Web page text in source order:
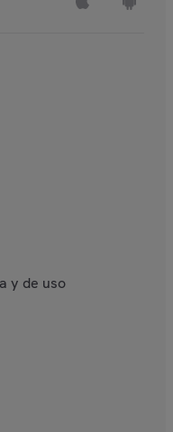
y de uso